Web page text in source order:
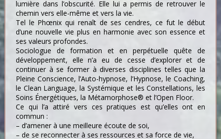
lumière dans l’obscurité. Elle lui a permis de retrouver le
chemin vers elle-même et vers la vie.
Tel le Phœnix qui renaît de ses cendres, ce fut le début
d’une nouvelle vie plus en harmonie avec son essence et
ses valeurs profondes.
Sociologue de formation et en perpétuelle quête de
développement, elle n’a eu de cesse d’explorer et de
continuer à se former à diverses disciplines telles que la
Pleine Conscience, l’Auto-hypnose, l’Hypnose, le Coaching,
le Clean Language, la Systémique et les Constellations, les
Soins Énergétiques, la Métamorphose® et l’Open Floor.
Ce qui l’a attiré vers ces pratiques est qu’elles ont en
commun :
– d’amener à une meilleure écoute de soi,
– de se reconnecter à ses ressources et sa force de vie,